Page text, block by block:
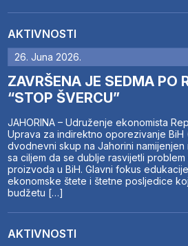
AKTIVNOSTI
26. Juna 2026.
ZAVRŠENA JE SEDMA PO
“STOP ŠVERCU”
JAHORINA – Udruženje ekonomista
Uprava za indirektno oporezivanje BiH
dvodnevni skup na Jahorini namijenjen
sa ciljem da se dublje rasvijetli
proizvoda u BiH. Glavni fokus
ekonomske štete i štetne posljedice
budžetu […]
AKTIVNOSTI